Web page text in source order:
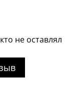
не оставлял